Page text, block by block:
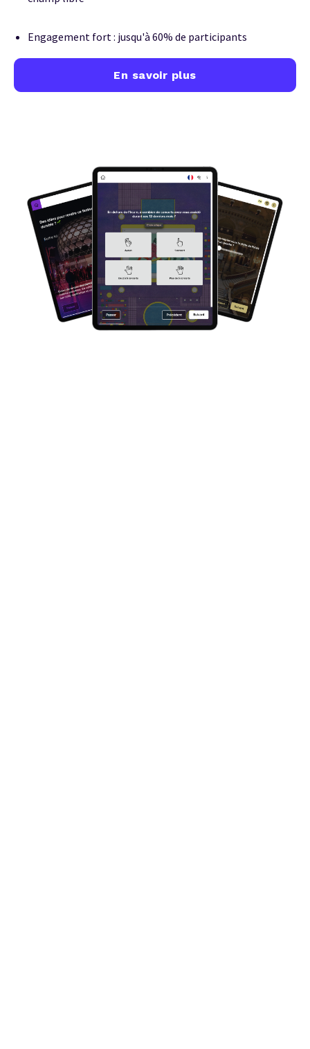
Engagement fort : jusqu'à 60% de participants
En savoir plus